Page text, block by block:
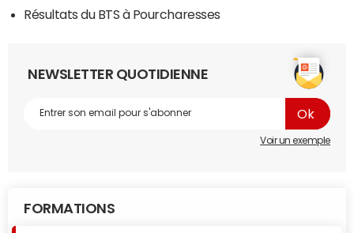
Résultats du BTS à Pourcharesses
NEWSLETTER QUOTIDIENNE
Voir un exemple
FORMATIONS